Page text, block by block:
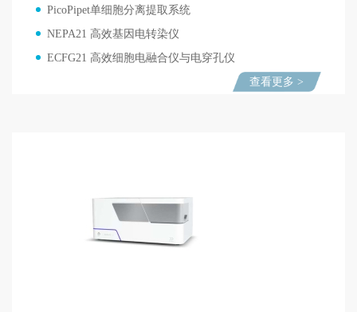
PicoPipet单细胞分离提取系统
NEPA21 高效基因电转染仪
ECFG21 高效细胞电融合仪与电穿孔仪
查看更多 >